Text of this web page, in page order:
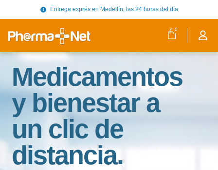
Entrega exprés en Medellín, las 24 horas del día
0
Medicamentos
y bienestar a
un clic de
distancia.